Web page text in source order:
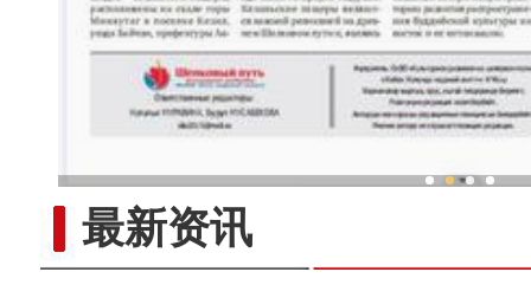
团冷水鱼热销最新资讯